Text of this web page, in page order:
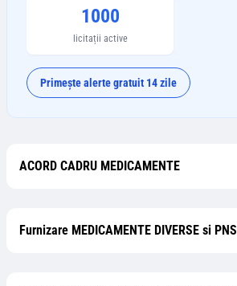
1000
licitații active
Primește alerte gratuit 14 zile
ACORD CADRU MEDICAMENTE
Furnizare MEDICAMENTE DIVERSE si PNS